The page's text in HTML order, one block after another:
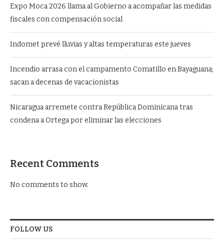
Expo Moca 2026 llama al Gobierno a acompañar las medidas
fiscales con compensación social
Indomet prevé lluvias y altas temperaturas este jueves
Incendio arrasa con el campamento Comatillo en Bayaguana;
sacan a decenas de vacacionistas
Nicaragua arremete contra República Dominicana tras
condena a Ortega por eliminar las elecciones
Recent Comments
No comments to show.
FOLLOW US